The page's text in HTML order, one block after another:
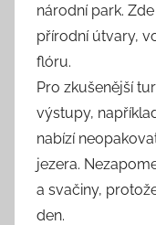
národní park.
přírodní útvary,
flóru.
Pro zkušenější
výstupy,
nabízí
jezera.
a svačiny,
den.